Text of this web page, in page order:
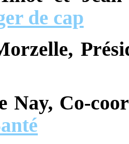
de cap
Nay, Co-